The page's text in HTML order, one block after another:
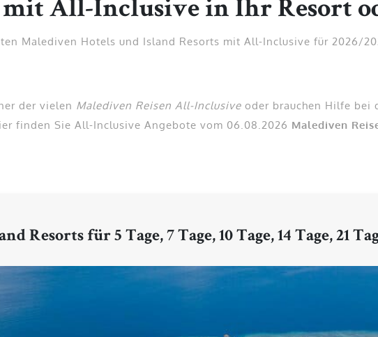
mit All-Inclusive in Ihr Resort
Malediven Hotels und Island Resorts mit All-Inclusive für 2026/
der vielen Malediven Reisen All-Inclusive oder brauchen Hilfe bei
finden Sie All-Inclusive Angebote vom 06.08.2026 Malediven
für 5 Tage, 7 Tage, 10 Tage, 14 Tage, 21